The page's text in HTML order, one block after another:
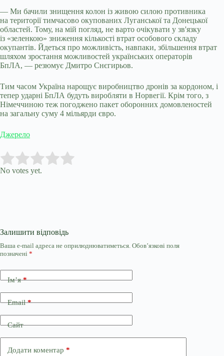
— Ми бачили знищення колон із живою силою противника
на території тимчасово окупованих Луганської та Донецької
областей. Тому, на мій погляд, не варто очікувати у зв'язку
із «зеленкою» зниження кількості втрат особового складу
окупантів. Йдеться про можливість, навпаки, збільшення втрат
шляхом зростання можливостей українських операторів
БпЛА, — резюмує Дмитро Снєгирьов.
Тим часом Україна нарощує виробництво дронів за кордоном, і
тепер ударні БпЛА будуть виробляти в Норвегії. Крім того, з
Німеччиною теж погоджено пакет оборонних домовленостей
на загальну суму 4 мільярди євро.
Джерело
Rate this item:
No votes yet.
Залишити відповідь
Ваша e-mail адреса не оприлюднюватиметься. Обов’язкові поля
позначені *
Ім’я*
Email*
Сайт
Додати коментар *